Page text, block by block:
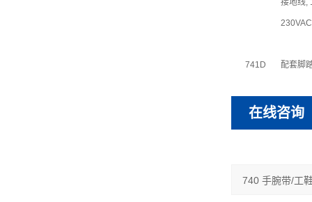
接地线,
741D 配套脚
在线咨询